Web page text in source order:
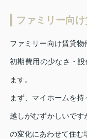
ファミリー向
ファミリー向け賃貸物
初期費用の少なさ・
ます。
まず、マイホームを
越しがむずかしいで
の変化にあわせて住む